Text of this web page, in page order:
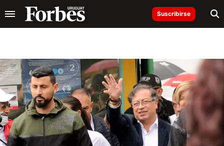
Suscribirse